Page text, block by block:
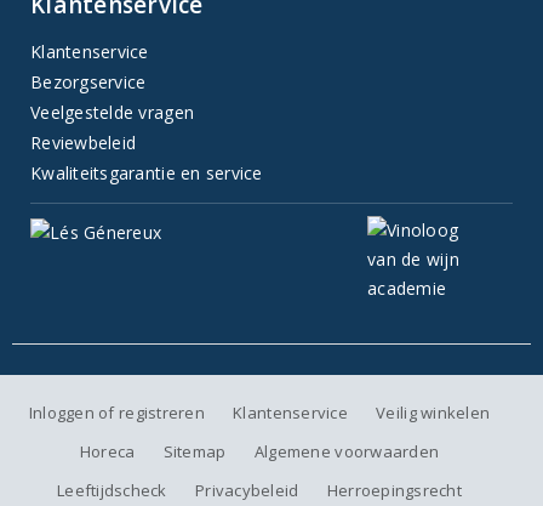
Klantenservice
Bezorgservice
Veelgestelde vragen
Reviewbeleid
Kwaliteitsgarantie en service
Inloggen of registreren Klantenservice
Veilig winkelen
Horeca
Sitemap
Algemene voorwaarden
Leeftijdscheck
Privacybeleid Herroepingsrecht